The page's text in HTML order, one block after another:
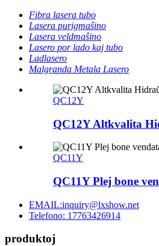
Fibra lasera tubo
Lasera purigmaŝino
Lasera veldmaŝino
Lasero por lado kaj tubo
Ladlasero
Malgranda Metala Lasero
QC12Y
QC12Y Altkvalita
QC11Y
QC11Y Plej bone
EMAIL:inquiry@lxshow.net
Telefono: 17763426914
produktoj